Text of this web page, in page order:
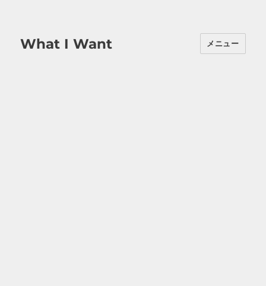
What I Want メニュー